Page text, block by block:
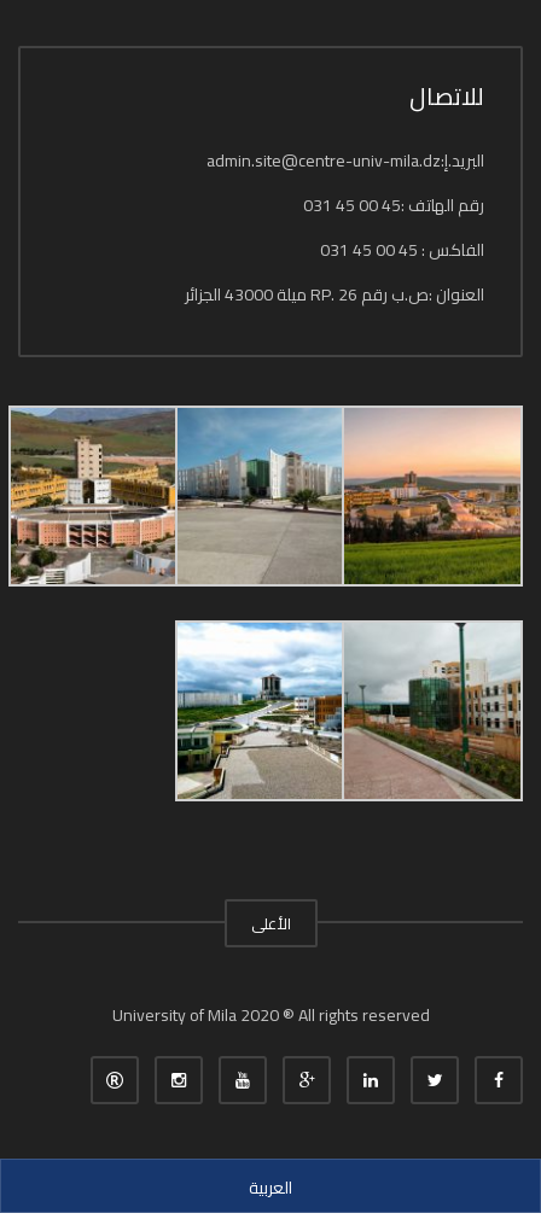
للاتصال
البريد.إ:admin.site@centre-univ-mila.dz
رقم الهاتف :45 00 45 031
الفاكس : 45 00 45 031
العنوان :ص.ب رقم 26 .RP ميلة 43000 الجزائر
الأعلى
University of Mila 2020 ® All rights reserved
العربية